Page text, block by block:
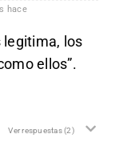
hace
legitima, los
ellos”.
Ver respuestas(2)